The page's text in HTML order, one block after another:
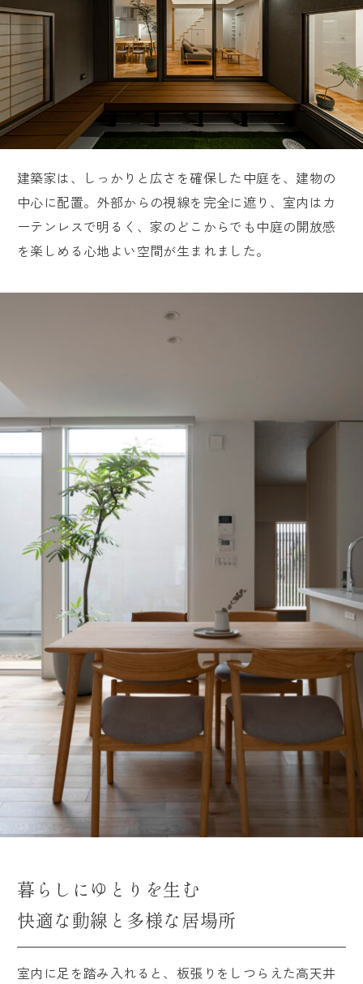
建築家は、しっかりと広さを確保した中庭を、建物の
中心に配置。外部からの視線を完全に遮り、室内はカ
ーテンレスで明るく、家のどこからでも中庭の開放感
を楽しめる心地よい空間が生まれました。
暮らしにゆとりを生む
快適な動線と多様な居場所
室内に足を踏み入れると、板張りをしつらえた高天井